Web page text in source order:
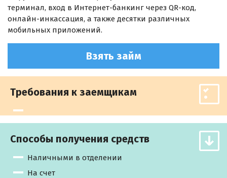
терминал, вход в Интернет-банкинг через QR-код,
онлайн-инкассация, а также десятки различных
мобильных приложений.
Взять займ
Требования к заемщикам
Способы получения средств
Наличными в отделении
На счет